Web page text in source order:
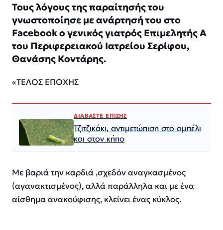
Τους λόγους της παραίτησής του
γνωστοποίησε με ανάρτησή του στο
Facebook ο γενικός γιατρός Eπιμελητής Α
του Περιφερειακού Ιατρείου Σερίφου,
Θανάσης Κοντάρης.
«TΕΛΟΣ ΕΠΟΧΗΣ
ΔΙΑΒΑΣΤΕ ΕΠΙΣΗΣ
Τζιτζικάκι, αντιμετώπιση στο αμπέλι
και στον κήπο
Με βαριά την καρδιά ,σχεδόν αναγκασμένος
(αγανακτισμένος), αλλά παράλληλα και με ένα
αίσθημα ανακούφισης, κλείνει ένας κύκλος.